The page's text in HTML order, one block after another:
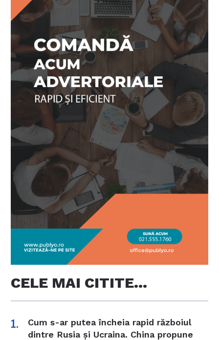
CELE MAI CITITE…
Cum s-ar putea încheia rapid războiul
dintre Rusia și Ucraina. China propune